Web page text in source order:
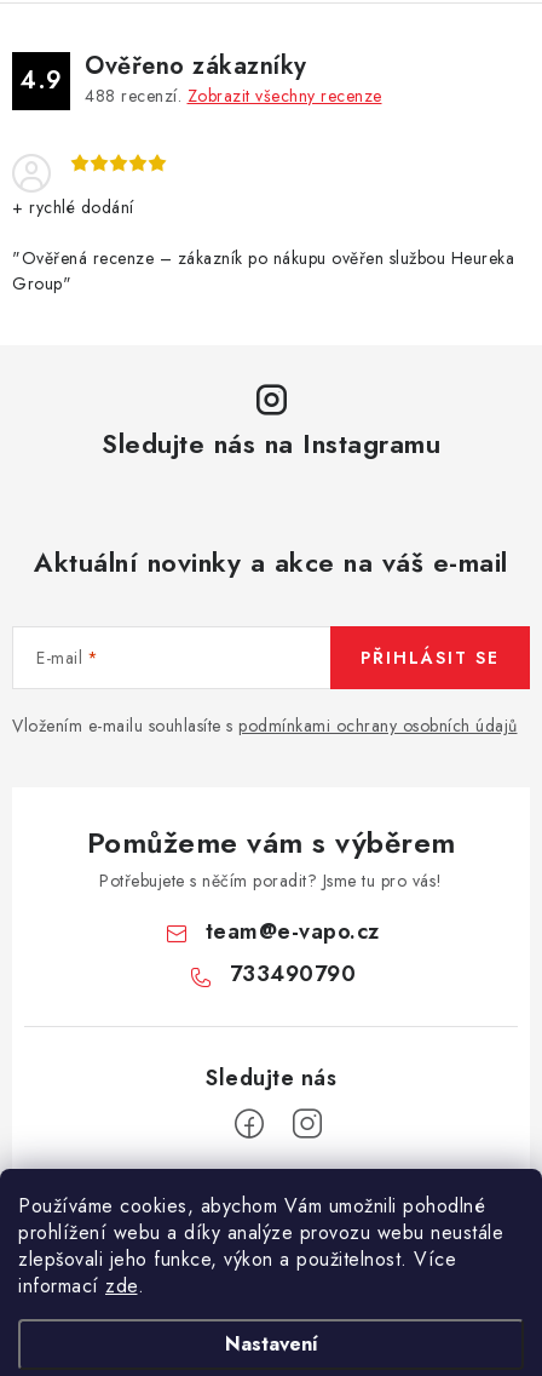
Používáme cookies, abychom Vám umožnili pohodlné
prohlížení webu a díky analýze provozu webu neustále
zlepšovali jeho funkce, výkon a použitelnost. Více
informací zde.
Nastavení
4.9 Ověřeno zákazníky
488 recenzí. Zobrazit všechny recenze
+ rychlé dodání
"Ověřená recenze – zákazník po nákupu ověřen službou Heureka
Group"
Sledujte nás na Instagramu
Aktuální novinky a akce na váš e-mail
E-mail
Vložením e-mailu souhlasíte s podmínkami ochrany osobních údajů
PŘIHLÁSIT SE
Pomůžeme vám s výběrem
Potřebujete s něčím poradit? Jsme tu pro vás!
team@e-vapo.cz
733490790
Facebook